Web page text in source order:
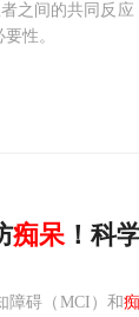
之间的共同反
性。
痴呆！科
障碍（MCI）和